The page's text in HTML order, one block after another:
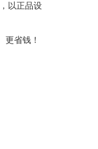
以正品设
更省钱！